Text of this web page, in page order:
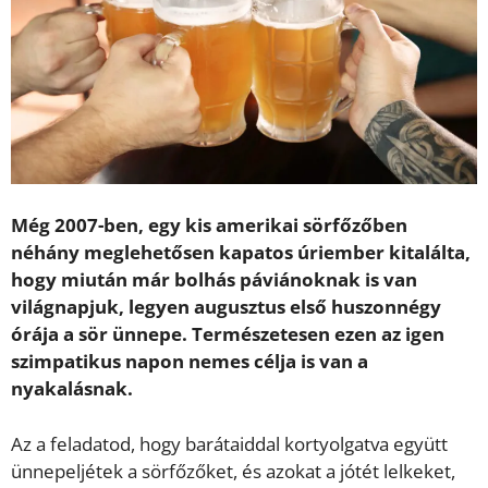
Még 2007-ben, egy kis amerikai sörfőzőben
néhány meglehetősen kapatos úriember kitalálta,
hogy miután már bolhás páviánoknak is van
világnapjuk, legyen augusztus első huszonnégy
órája a sör ünnepe. Természetesen ezen az igen
szimpatikus napon nemes célja is van a
nyakalásnak.
Az a feladatod, hogy barátaiddal kortyolgatva együtt
ünnepeljétek a sörfőzőket, és azokat a jótét lelkeket,